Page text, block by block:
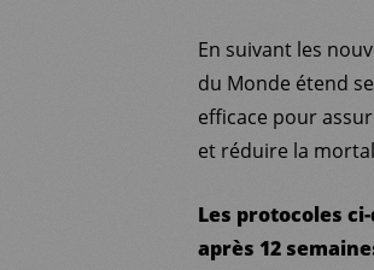
En suivant les
du Monde étend
efficace pour
et réduire la
Les protocoles
après 12